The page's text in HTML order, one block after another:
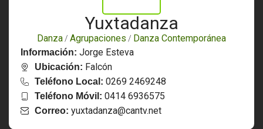
Yuxtadanza
Danza / Agrupaciones / Danza Contemporánea
Información: Jorge Esteva
Ubicación: Falcón
Teléfono Local: 0269 2469248
Teléfono Móvil: 0414 6936575
Correo: yuxtadanza@cantv.net